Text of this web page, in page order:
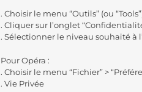
. Choisir le menu “Outils” (ou
. Cliquer sur l’onglet
. Sélectionner le niveau souhaité à
Pour Opéra :
. Choisir le menu “Fichier” >
. Vie Privée